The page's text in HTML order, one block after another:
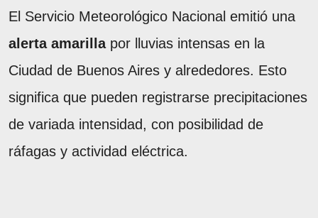
El Servicio Meteorológico Nacional emitió una
alerta amarillapor lluvias intensas en la
Ciudad de Buenos Aires y alrededores. Esto
significa que pueden registrarse precipitaciones
de variada intensidad, con posibilidad de
ráfagas y actividad eléctrica.